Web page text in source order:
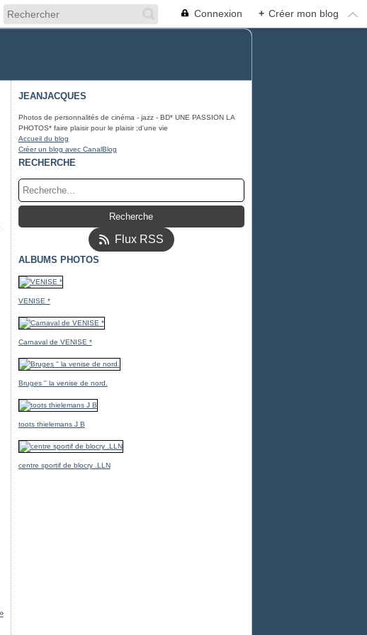
Connexion + Créer mon blog
JEANJACQUES
Photos de personnalités de cinéma - jazz - BD* UNE PASSION LA
PHOTOS* faire plaisir pour le plaisir ;d'une vie
Accueil du blog
Créer un blog avec CanalBlog
RECHERCHE
Flux RSS
ALBUMS PHOTOS
VENISE *
Carnaval de VENISE *
Bruges '' la venise de nord.
toots thielemans J B
centre sportif de blocry .LLN